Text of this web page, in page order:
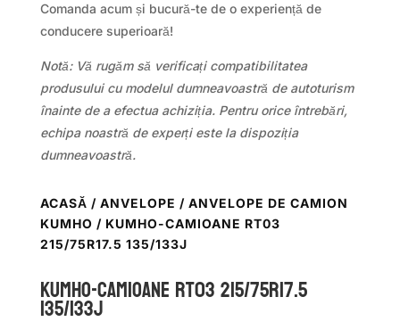
Comanda acum și bucură-te de o experiență de
conducere superioară!
Notă: Vă rugăm să verificați compatibilitatea
produsului cu modelul dumneavoastră de autoturism
înainte de a efectua achiziția. Pentru orice întrebări,
echipa noastră de experți este la dispoziția
dumneavoastră.
ACASĂ / ANVELOPE / ANVELOPE DE CAMION
KUMHO / KUMHO-CAMIOANE RT03
215/75R17.5 135/133J
KUMHO-CAMIOANE RT03 215/75R17.5
135/133J